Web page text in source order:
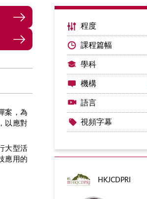
案，為
以應對
大型活
應用的
程度
課程篇幅
學科
機構
語言
視頻字幕
HKJCDPRI